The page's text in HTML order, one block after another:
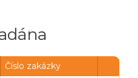
Číslo zakázky